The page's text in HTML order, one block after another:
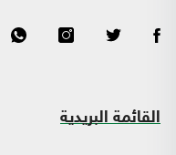
القائمة البريدية